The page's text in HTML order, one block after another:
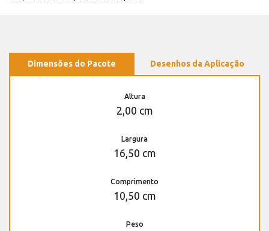
Dimensões do Pacote Desenhos da Aplicação
Altura
2,00 cm
Largura
16,50 cm
Comprimento
10,50 cm
Peso